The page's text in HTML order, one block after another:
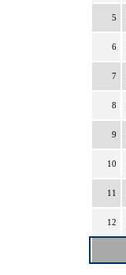
5
6
7
8
9
10
11
12